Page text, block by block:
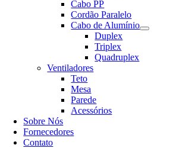
Cabo PP
Cordão Paralelo
Cabo de Alumínio
Duplex
Triplex
Quadruplex
Ventiladores
Teto
Mesa
Parede
Acessórios
Sobre Nós
Fornecedores
Contato